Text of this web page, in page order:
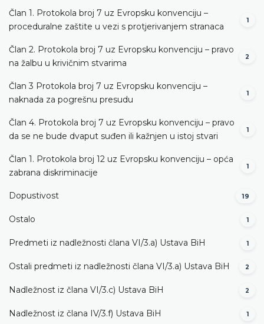
Član 1. Protokola broj 7 uz Evropsku konvenciju –
proceduralne zaštite u vezi s protjerivanjem stranaca
1
Član 2. Protokola broj 7 uz Evropsku konvenciju – pravo
na žalbu u krivičnim stvarima
2
Član 3 Protokola broj 7 uz Evropsku konvenciju –
naknada za pogrešnu presudu
1
Član 4. Protokola broj 7 uz Evropsku konvenciju – pravo
da se ne bude dvaput suđen ili kažnjen u istoj stvari
1
Član 1. Protokola broj 12 uz Evropsku konvenciju – opća
zabrana diskriminacije
1
Dopustivost 19
Ostalo 1
Predmeti iz nadležnosti člana VI/3.а) Ustava BiH 1
Ostali predmeti iz nadležnosti člana VI/3.а) Ustava BiH 2
Nadležnost iz člana VI/3.c) Ustava BiH 2
Nadležnost iz člana IV/3.f) Ustava BiH 1